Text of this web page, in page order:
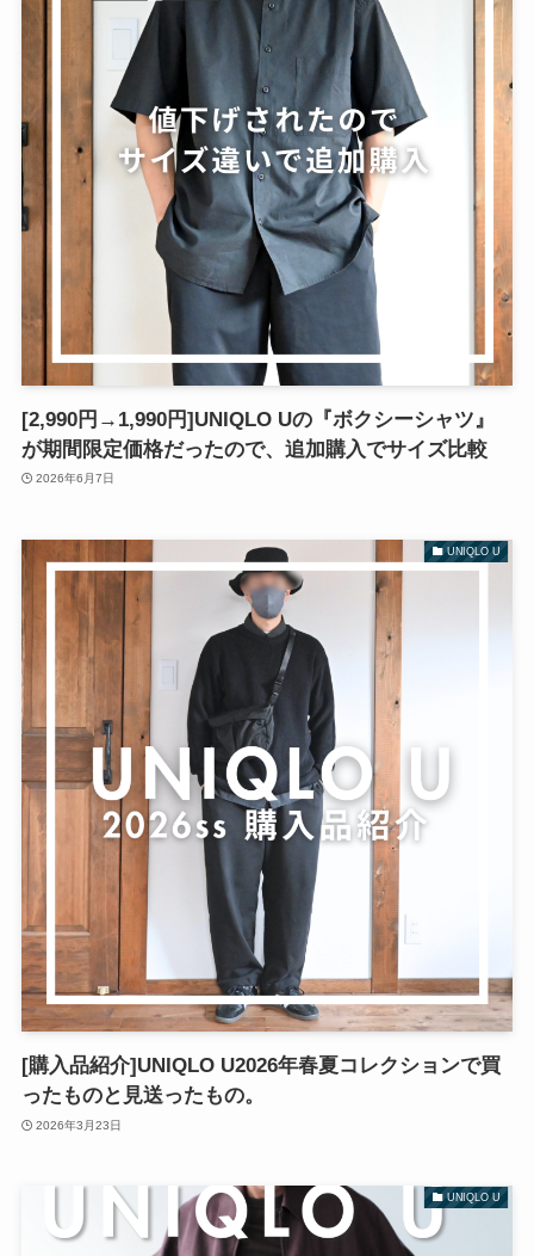
[2,990円→1,990円]UNIQLO Uの『ボクシーシャツ』
が期間限定価格だったので、追加購入でサイズ比較
2026年6月7日
UNIQLO U
[購入品紹介]UNIQLO U2026年春夏コレクションで買
ったものと見送ったもの。
2026年3月23日
UNIQLO U